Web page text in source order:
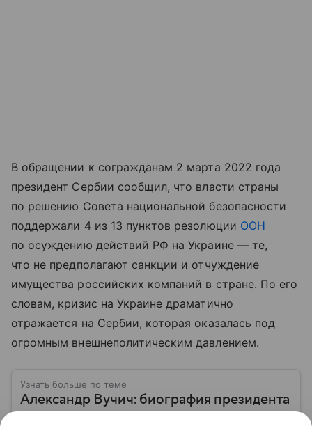
В обращении к согражданам 2 марта 2022 года
президент Сербии сообщил, что власти страны
по решению Совета национальной безопасности
поддержали 4 из 13 пунктов резолюции ООН
по осуждению действий РФ на Украине — те,
что не предполагают санкции и отчуждение
имущества российских компаний в стране. По его
словам, кризис на Украине драматично
отражается на Сербии, которая оказалась под
огромным внешнеполитическим давлением.
Узнать больше по теме
Александр Вучич: биография президента